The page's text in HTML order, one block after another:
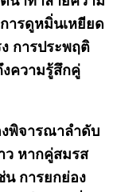
ารดูหมิ่นเหยียด
การประพฤติ
งความรู้สึกคู่
พิจารณาลำดับ
ว หากคู่สมรส
น การยกย่อง